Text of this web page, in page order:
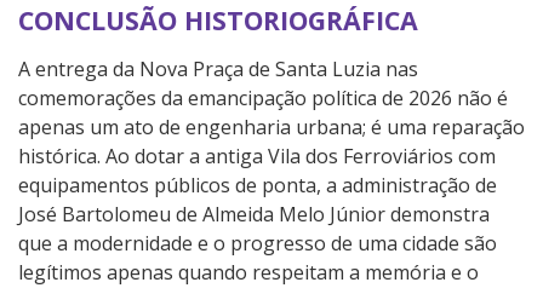
CONCLUSÃO HISTORIOGRÁFICA
A entrega da Nova Praça de Santa Luzia nas
comemorações da emancipação política de 2026 não é
apenas um ato de engenharia urbana; é uma reparação
histórica. Ao dotar a antiga Vila dos Ferroviários com
equipamentos públicos de ponta, a administração de
José Bartolomeu de Almeida Melo Júnior demonstra
que a modernidade e o progresso de uma cidade são
legítimos apenas quando respeitam a memória e o